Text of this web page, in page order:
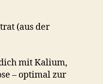
(aus der
mit Kalium,
– optimal zur